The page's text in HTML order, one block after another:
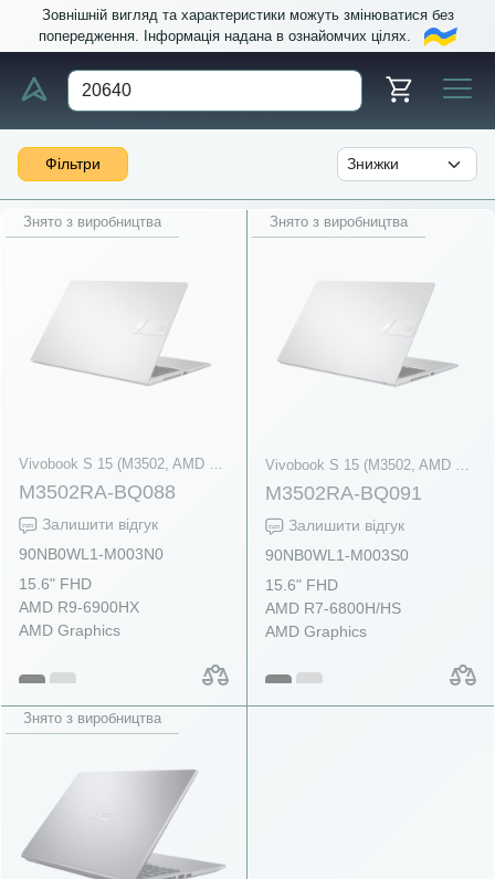
Зовнішній вигляд та характеристики можуть змінюватися без
попередження. Інформація надана в ознайомчих цілях.
Фільтри
Знято з виробництва
M3502RA-BQ088
Залишити відгук
90NB0WL1-M003N0
15.6" FHD
AMD R9-6900HX
AMD Graphics
Знято з виробництва
M3502RA-BQ091
Залишити відгук
90NB0WL1-M003S0
15.6" FHD
AMD R7-6800H/HS
AMD Graphics
Знято з виробництва